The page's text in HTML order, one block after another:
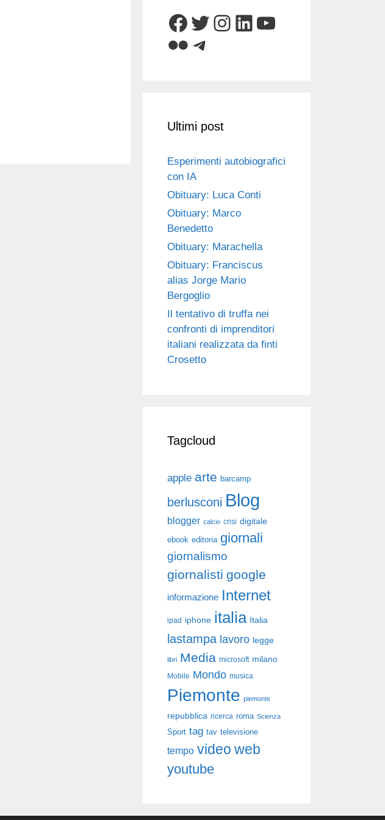
Facebook
Twitter
Instagram
LinkedIn
YouTube
FlickrTelegram
Ultimi post
Esperimenti autobiografici
con IA
Obituary: Luca Conti
Obituary: Marco
Benedetto
Obituary: Marachella
Obituary: Franciscus
alias Jorge Mario
Bergoglio
Il tentativo di truffa nei
confronti di imprenditori
italiani realizzata da finti
Crosetto
Tagcloud
apple arte barcamp
berlusconi Blog
blogger calcio crisi digitale
ebook editoria giornali
giornalismo
giornalisti google
informazione Internet
ipad iphone italia Italia
lastampa lavoro legge
libri Media microsoft milano
Mobile Mondo musica
Piemonte piemonte
repubblica ricerca roma Scienza
Sport tag tav televisione
tempo video web
youtube